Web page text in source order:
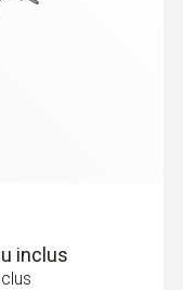
inclus